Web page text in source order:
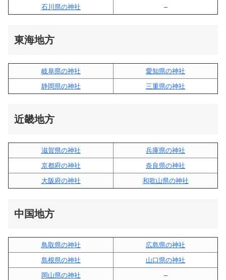
石川県の神社
–
東海地方
岐阜県の神社
愛知県の神社
静岡県の神社
三重県の神社
近畿地方
滋賀県の神社
兵庫県の神社
京都府の神社
奈良県の神社
大阪府の神社
和歌山県の神社
中国地方
鳥取県の神社
広島県の神社
島根県の神社
山口県の神社
岡山県の神社
–